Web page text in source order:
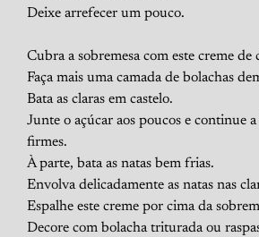
Deixe arrefecer um pouco.
Cubra a sobremesa com este creme de
Faça mais uma camada de bolachas
Bata as claras em castelo.
Junte o açúcar aos poucos e continue
firmes.
À parte, bata as natas bem frias.
Envolva delicadamente as natas nas
Espalhe este creme por cima da
Decore com bolacha triturada ou